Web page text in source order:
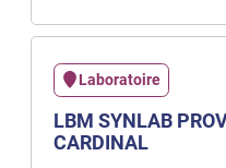
Laboratoire
LBM SYNLAB
CARDINAL